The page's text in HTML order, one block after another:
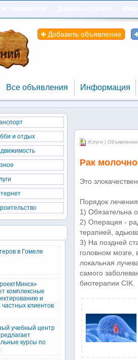
Добавить объявление
Все объявления
Все объявления
Информация
Услуги |
Рак
Это
Порядок
1) Обязательна
2) Операция -
терапией,
3) На поздней
головном
локальная
самого
биотерапии CIK.
и отдых
в Гомеле
комплексные
и
клиентов
учебный центр
курсы по